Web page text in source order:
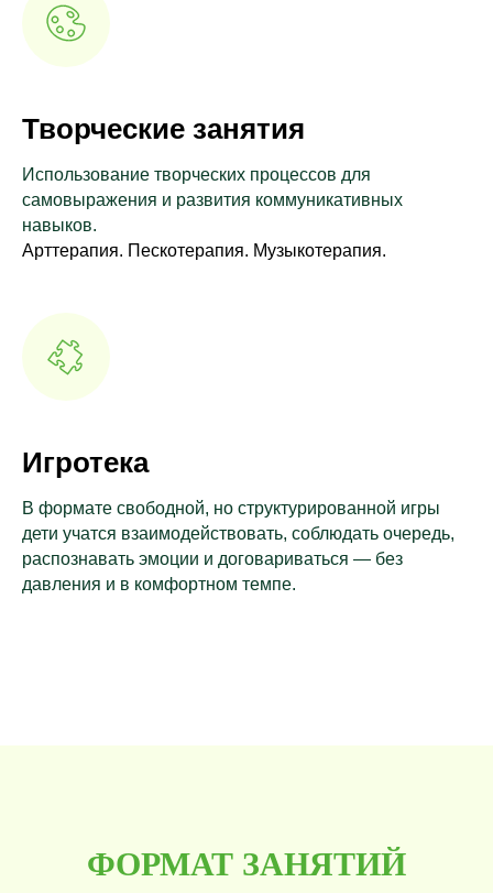
Творческие занятия
Использование творческих процессов для
самовыражения и развития коммуникативных
навыков.
Арттерапия. Пескотерапия. Музыкотерапия.
Игротека
В формате свободной, но структурированной игры
дети учатся взаимодействовать, соблюдать очередь,
распознавать эмоции и договариваться — без
давления и в комфортном темпе.
ФОРМАТ ЗАНЯТИЙ